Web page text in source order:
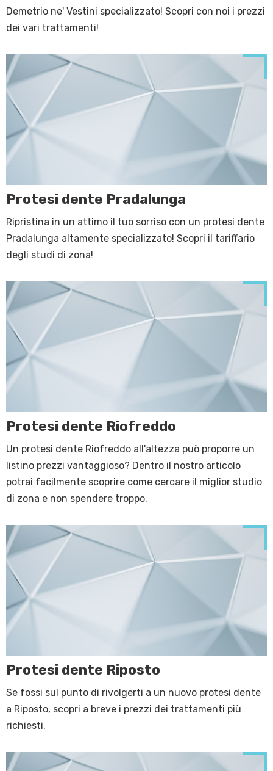
Demetrio ne' Vestini specializzato! Scopri con noi i prezzi
dei vari trattamenti!
Protesi dente Pradalunga
Ripristina in un attimo il tuo sorriso con un protesi dente
Pradalunga altamente specializzato! Scopri il tariffario
degli studi di zona!
Protesi dente Riofreddo
Un protesi dente Riofreddo all'altezza può proporre un
listino prezzi vantaggioso? Dentro il nostro articolo
potrai facilmente scoprire come cercare il miglior studio
di zona e non spendere troppo.
Protesi dente Riposto
Se fossi sul punto di rivolgerti a un nuovo protesi dente
a Riposto, scopri a breve i prezzi dei trattamenti più
richiesti.